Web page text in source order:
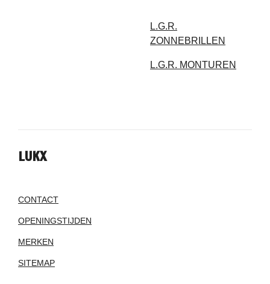
L.G.R.
ZONNEBRILLEN
L.G.R. MONTUREN
LUKX
CONTACT
OPENINGSTIJDEN
MERKEN
SITEMAP